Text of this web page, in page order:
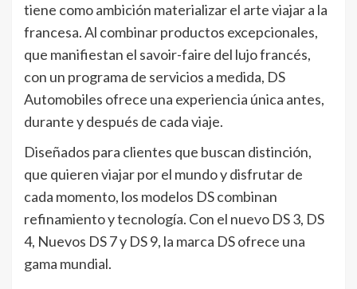
tiene como ambición materializar el arte viajar a la
francesa. Al combinar productos excepcionales,
que manifiestan el savoir-faire del lujo francés,
con un programa de servicios a medida, DS
Automobiles ofrece una experiencia única antes,
durante y después de cada viaje.
Diseñados para clientes que buscan distinción,
que quieren viajar por el mundo y disfrutar de
cada momento, los modelos DS combinan
refinamiento y tecnología. Con el nuevo DS 3, DS
4, Nuevos DS 7 y DS 9, la marca DS ofrece una
gama mundial.